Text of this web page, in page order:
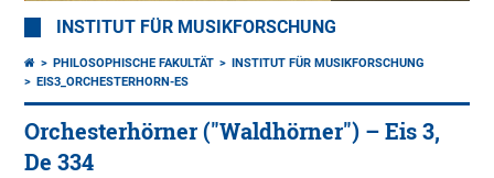
INSTITUT FÜR MUSIKFORSCHUNG
PHILOSOPHISCHE FAKULTÄT
INSTITUT FÜR MUSIKFORSCHUNG
EIS3_ORCHESTERHORN-ES
Orchesterhörner ("Waldhörner") – Eis 3,
De 334